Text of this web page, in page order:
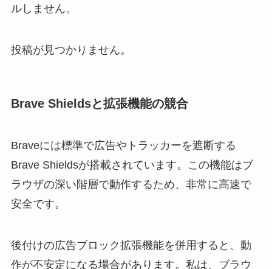
ルしません。
投稿が見つかりません。
Brave Shieldsと拡張機能の競合
Braveには標準で広告やトラッカーを遮断する
Brave Shieldsが搭載されています。この機能はブ
ラウザの深い階層で動作するため、非常に高速で
安全です。
後付けの広告ブロック拡張機能を併用すると、動
作が不安定になる場合があります。私は、ブラウ